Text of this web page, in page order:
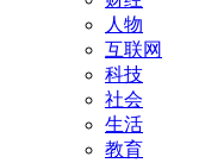
人物
互联网
科技
社会
生活
教育